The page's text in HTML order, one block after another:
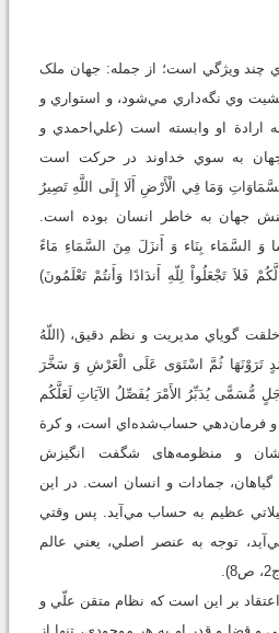
چند ويژگي است؛ از جمله: جهان ملک
وي نگه‌داري مي‌شود، و استواري و
ارادة او وابسته است (علي‌احمدي و
، 1383، ص15). جهان به سوي خداوند در حرکت است
وَمَا فِي الْأَرْضِ أَلَا إِلَى اللَّهِ تَصِيرُ
53)، و آفرينش جهان به ‌خاطر انسان بوده است.
السَّمَاء بِنَاء وَ أَنزَلَ مِنَ السَّمَاءِ مَاءً
فَلاَ تَجْعَلُواْ لِلّهِ أَندَادًا وَأَنتُمْ تَعْلَمُونَ)
گوياي مديريت و نظم دقيق، (اللّهُ
تَرَوْنَهَا ثُمَّ اسْتَوَى عَلَى الْعَرْشِ وَ سَخَّرَ
مُّسَمًّى يُدَبِّرُ الأَمْرَ يُفَصِّلُ الآيَاتِ لَعَلَّكُم
رَبِّكُمْ تُوقِنُونَ) (رعد: 2). و فرمان‌دهي حساب‌شده‌اي است، و کرة
و منظومه‌های شگفت انگيزش
گياهان، جمادات و انسان است. در اين
عظيم به حساب مي‌آيد. پس وقتي
توجه به عنصر اصلي، يعني عالم
بر اين است که نظام متقن علّي و